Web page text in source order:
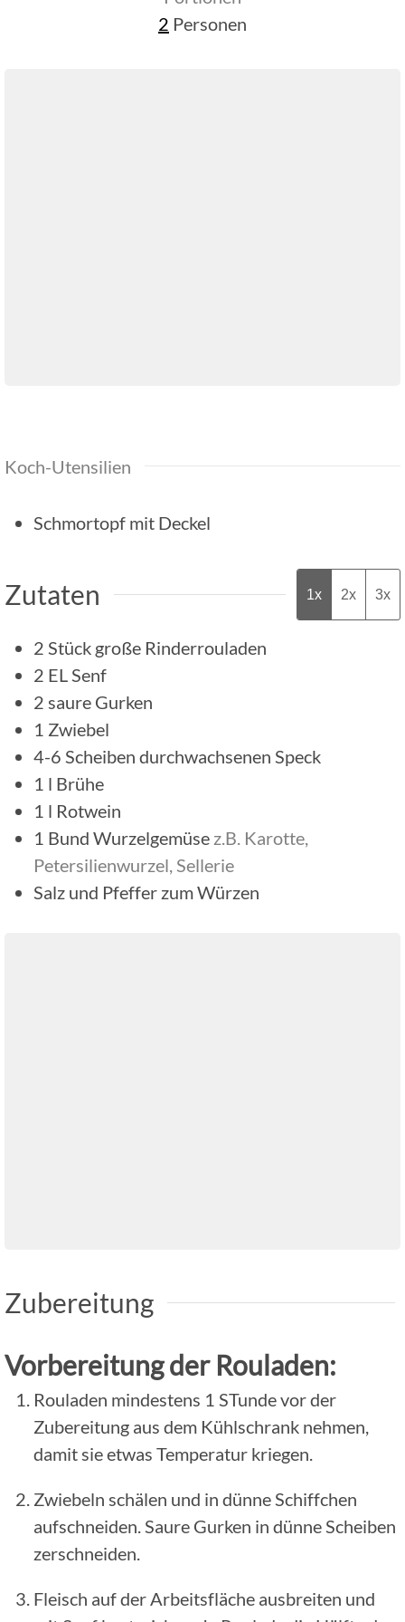
2 Personen
Koch-Utensilien
Schmortopf mit Deckel
Zutaten 1x 2x 3x
2 Stück große Rinderrouladen
2 ELSenf
2 saure Gurken
1 Zwiebel
4-6 Scheiben durchwachsenen Speck
1 l Brühe
1 l Rotwein
1 Bund Wurzelgemüse z.B. Karotte,
Petersilienwurzel, Sellerie
Salz und Pfeffer zum Würzen
Zubereitung
Vorbereitung der Rouladen:
Rouladen mindestens 1 STunde vor der
Zubereitung aus dem Kühlschrank nehmen,
damit sie etwas Temperatur kriegen.
Zwiebeln schälen und in dünne Schiffchen
aufschneiden. Saure Gurken in dünne Scheiben
zerschneiden.
Fleisch auf der Arbeitsfläche ausbreiten und